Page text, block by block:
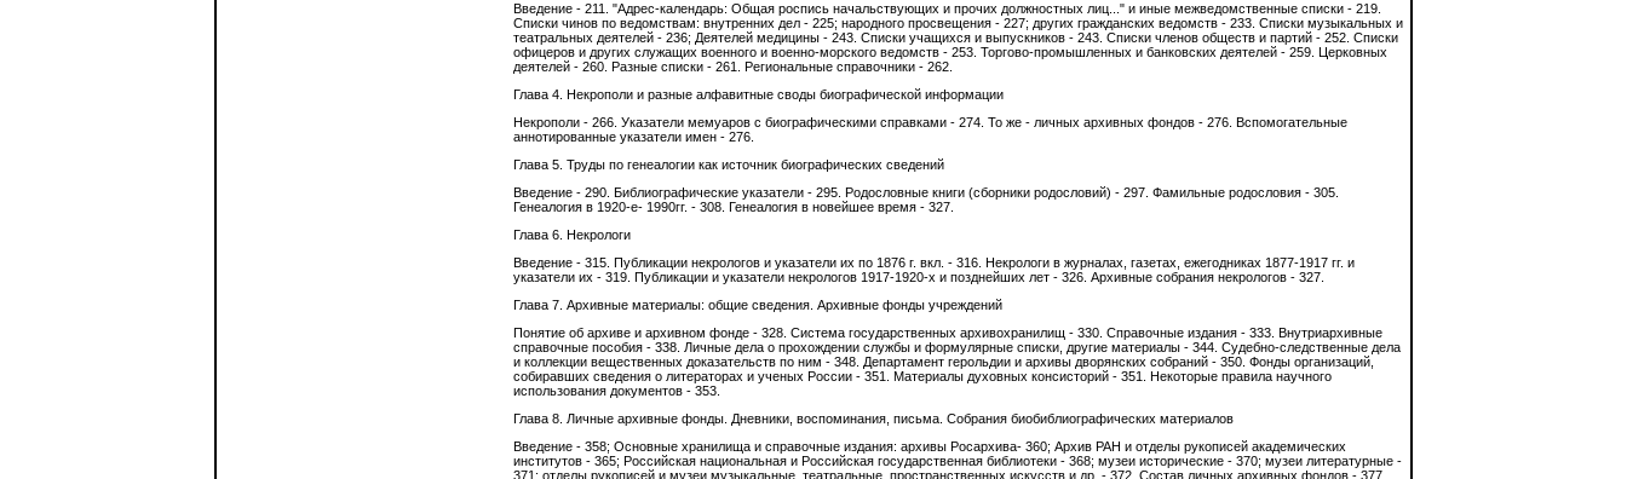
Введение - 211. "Адрес-календарь: Общая роспись начальствующих и прочих должностных лиц..." и иные межведомственные списки - 219.
Списки чинов по ведомствам: внутренних дел - 225; народного просвещения - 227; других гражданских ведомств - 233. Списки музыкальных и
театральных деятелей - 236; Деятелей медицины - 243. Списки учащихся и выпускников - 243. Списки членов обществ и партий - 252. Списки
офицеров и других служащих военного и военно-морского ведомств - 253. Торгово-промышленных и банковских деятелей - 259. Церковных
деятелей - 260. Разные списки - 261. Региональные справочники - 262.
Глава 4. Некрополи и разные алфавитные своды биографической информации
Некрополи - 266. Указатели мемуаров с биографическими справками - 274. То же - личных архивных фондов - 276. Вспомогательные
аннотированные указатели имен - 276.
Глава 5. Труды по генеалогии как источник биографических сведений
Введение - 290. Библиографические указатели - 295. Родословные книги (сборники родословий) - 297. Фамильные родословия - 305.
Генеалогия в 1920-е- 1990гг. - 308. Генеалогия в новейшее время - 327.
Глава 6. Некрологи
Введение - 315. Публикации некрологов и указатели их по 1876 г. вкл. - 316. Некрологи в журналах, газетах, ежегодниках 1877-1917 гг. и
указатели их - 319. Публикации и указатели некрологов 1917-1920-х и позднейших лет - 326. Архивные собрания некрологов - 327.
Глава 7. Архивные материалы: общие сведения. Архивные фонды учреждений
Понятие об архиве и архивном фонде - 328. Система государственных архивохранилищ - 330. Справочные издания - 333. Внутриархивные
справочные пособия - 338. Личные дела о прохождении службы и формулярные списки, другие материалы - 344. Судебно-следственные дела
и коллекции вещественных доказательств по ним - 348. Департамент герольдии и архивы дворянских собраний - 350. Фонды организаций,
собиравших сведения о литераторах и ученых России - 351. Материалы духовных консисторий - 351. Некоторые правила научного
использования документов - 353.
Глава 8. Личные архивные фонды. Дневники, воспоминания, письма. Собрания биобиблиографических материалов
Введение - 358; Основные хранилища и справочные издания: архивы Росархива- 360; Архив РАН и отделы рукописей академических
институтов - 365; Российская национальная и Российская государственная библиотеки - 368; музеи исторические - 370; музеи литературные -
371; отделы рукописей и музеи музыкальные, театральные, пространственных искусств и др. - 372. Состав личных архивных фондов - 377.